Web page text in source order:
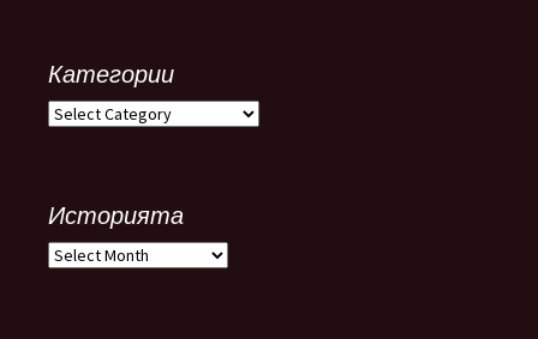
Категории
Категории
Историята
Историята